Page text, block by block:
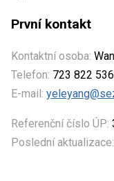
První kontakt
Kontaktní osoba:
Telefon: 723 822 536
E-mail:
Referenční číslo ÚP:
Poslední aktualizace: